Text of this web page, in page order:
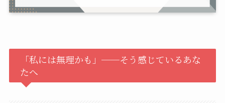
「私には無理かも」──そう感じているあな
たへ